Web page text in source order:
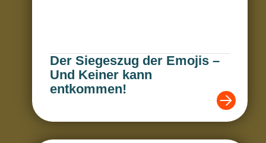
Der Siegeszug der Emojis –
Und Keiner kann
entkommen!